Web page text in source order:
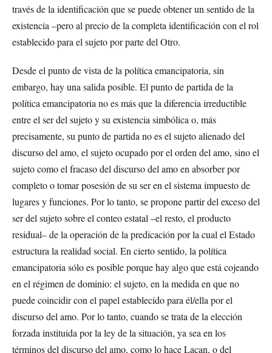
través de la identificación que se puede obtener un sentido de la
existencia –pero al precio de la completa identificación con el rol
establecido para el sujeto por parte del Otro.
Desde el punto de vista de la política emancipatoria, sin
embargo, hay una salida posible. El punto de partida de la
política emancipatoria no es más que la diferencia irreductible
entre el ser del sujeto y su existencia simbólica o, más
precisamente, su punto de partida no es el sujeto alienado del
discurso del amo, el sujeto ocupado por el orden del amo, sino el
sujeto como el fracaso del discurso del amo en absorber por
completo o tomar posesión de su ser en el sistema impuesto de
lugares y funciones. Por lo tanto, se propone partir del exceso del
ser del sujeto sobre el conteo estatal –el resto, el producto
residual– de la operación de la predicación por la cual el Estado
estructura la realidad social. En cierto sentido, la política
emancipatoria sólo es posible porque hay algo que está cojeando
en el régimen de dominio: el sujeto, en la medida en que no
puede coincidir con el papel establecido para él/ella por el
discurso del amo. Por lo tanto, cuando se trata de la elección
forzada instituida por la ley de la situación, ya sea en los
términos del discurso del amo, como lo hace Lacan, o del